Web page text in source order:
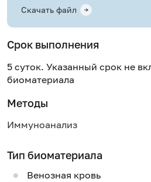
Скачать файл
Срок выполнения
5 суток. Указанный срок не
биоматериала
Методы
Иммуноанализ
Тип биоматериала
Венозная кровь